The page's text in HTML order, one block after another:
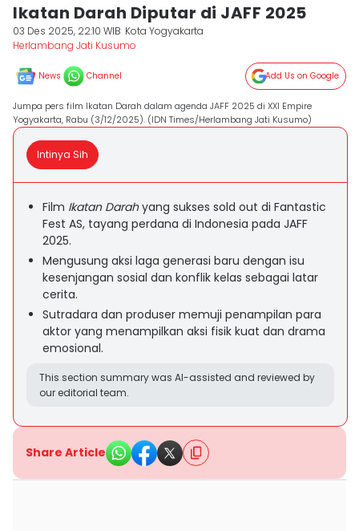
Ikatan Darah Diputar di JAFF 2025
03 Des 2025, 22:10 WIB Kota Yogyakarta
Herlambang Jati Kusumo
News Channel Add Us on Google
Jumpa pers film Ikatan Darah dalam agenda JAFF 2025 di XXI Empire
Yogyakarta, Rabu (3/12/2025). (IDN Times/Herlambang Jati Kusumo)
Intinya Sih
Film Ikatan Darahyang sukses sold out di Fantastic
Fest AS, tayang perdana di Indonesia pada JAFF
2025.
Mengusung aksi laga generasi baru dengan isu
kesenjangan sosial dan konflik kelas sebagai latar
cerita.
Sutradara dan produser memuji penampilan para
aktor yang menampilkan aksi fisik kuat dan drama
emosional.
This section summary was AI-assisted and reviewed by
our editorial team.
Share Article